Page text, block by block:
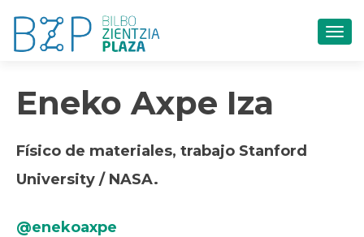
Eneko Axpe Iza
Físico de materiales, trabajo Stanford
University / NASA.
@enekoaxpe